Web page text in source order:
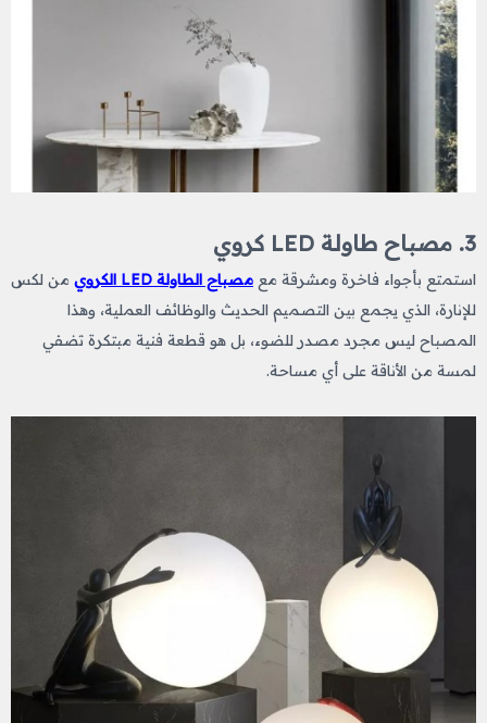
3. مصباح طاولة LED كروي
استمتع بأجواء فاخرة ومشرقة مع مصباح الطاولة LED الكروي
من لكس
للإنارة، الذي يجمع بين التصميم الحديث والوظائف العملية، وهذا
المصباح ليس مجرد مصدر للضوء، بل هو قطعة فنية مبتكرة تضفي
لمسة من الأناقة على أي مساحة.